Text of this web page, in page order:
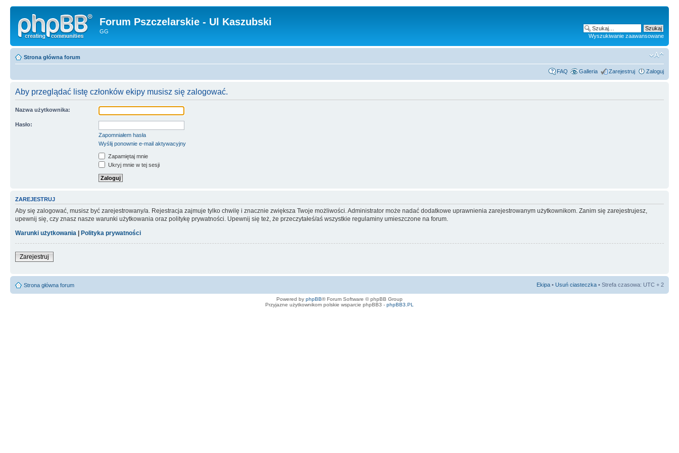
Forum Pszczelarskie - Ul Kaszubski
GG
Wyszukiwanie zaawansowane
Strona główna forum
FAQ Galleria Zarejestruj Zaloguj
Aby przeglądać listę członków ekipy musisz się zalogować.
Nazwa użytkownika:
Hasło:
Zapomniałem hasła
Wyślij ponownie e-mail aktywacyjny
Zapamiętaj mnie
Ukryj mnie w tej sesji
ZAREJESTRUJ
Aby się zalogować, musisz być zarejestrowany/a. Rejestracja zajmuje tylko chwilę i znacznie zwiększa Twoje możliwości. Administrator może nadać dodatkowe uprawnienia zarejestrowanym użytkownikom. Zanim się zarejestrujesz,
upewnij się, czy znasz nasze warunki użytkowania oraz politykę prywatności. Upewnij się też, że przeczytałeś/aś wszystkie regulaminy umieszczone na forum.
Warunki użytkowania
Polityka prywatności
Zarejestruj
Strona główna forum Ekipa • Usuń ciasteczka • Strefa czasowa: UTC + 2
Powered by phpBB® Forum Software © phpBB Group
Przyjazne użytkownikom polskie wsparcie phpBB3 - phpBB3.PL